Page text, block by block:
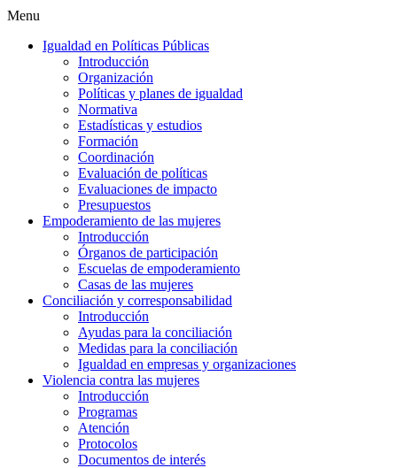
Menu
Igualdad en Políticas Públicas
Introducción
Organización
Políticas y planes de igualdad
Normativa
Estadísticas y estudios
Formación
Coordinación
Evaluación de políticas
Evaluaciones de impacto
Presupuestos
Empoderamiento de las mujeres
Introducción
Órganos de participación
Escuelas de empoderamiento
Casas de las mujeres
Conciliación y corresponsabilidad
Introducción
Ayudas para la conciliación
Medidas para la conciliación
Igualdad en empresas y organizaciones
Violencia contra las mujeres
Introducción
Programas
Atención
Protocolos
Documentos de interés